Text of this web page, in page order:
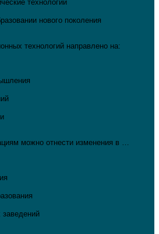
технологии
нового поколения
технологий направлено на:
можно отнести изменения в …